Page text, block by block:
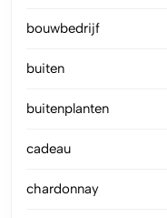
bouwbedrijf
buiten
buitenplanten
cadeau
chardonnay